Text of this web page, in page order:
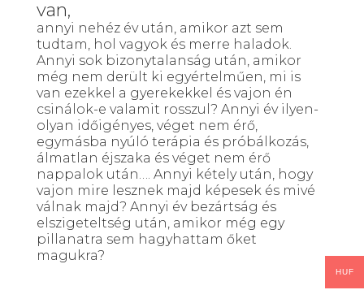
van,
annyi nehéz év után, amikor azt sem
tudtam, hol vagyok és merre haladok.
Annyi sok bizonytalanság után, amikor
még nem derült ki egyértelműen, mi is
van ezekkel a gyerekekkel és vajon én
csinálok-e valamit rosszul? Annyi év ilyen-
olyan időigényes, véget nem érő,
egymásba nyúló terápia és próbálkozás,
álmatlan éjszaka és véget nem érő
nappalok után…. Annyi kétely után, hogy
vajon mire lesznek majd képesek és mivé
válnak majd? Annyi év bezártság és
elszigeteltség után, amikor még egy
pillanatra sem hagyhattam őket
magukra?
HUF